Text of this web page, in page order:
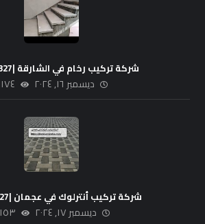
شركة تركيب رخام في الشارقة |0521606327
ديسمبر ١٦, ٢٠٢٤ ١٧٤
شركة تركيب أنترلوك في عجمان |0521606327
ديسمبر ١٧, ٢٠٢٤ ١٥٣